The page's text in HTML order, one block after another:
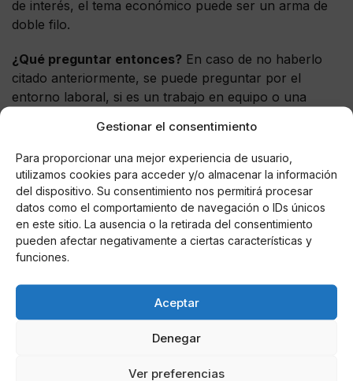
Gestionar el consentimiento
Para proporcionar una mejor experiencia de usuario,
utilizamos cookies para acceder y/o almacenar la información
del dispositivo. Su consentimiento nos permitirá procesar
datos como el comportamiento de navegación o IDs únicos
en este sitio. La ausencia o la retirada del consentimiento
pueden afectar negativamente a ciertas características y
funciones.
Aceptar
Denegar
Ver preferencias
de interés, el tema económico puede ser un arma de
doble filo.
¿Qué preguntar entonces? En caso de no haberlo
citado anteriormente, se puede preguntar por el
entorno laboral, si es un trabajo en equipo o una
valora o elige en caso de futuras ofertas siempre
primero a los propios trabajadores, en definitiva el
miedo al no crea los problemas citados y hace que los
propios candidatos se pongan los límites.
Si quieres tener un puesto fijo y vitalicio una buena
opción para ti es prepararte unas
oposiciones a la guardia Civil
funcionario del estado.